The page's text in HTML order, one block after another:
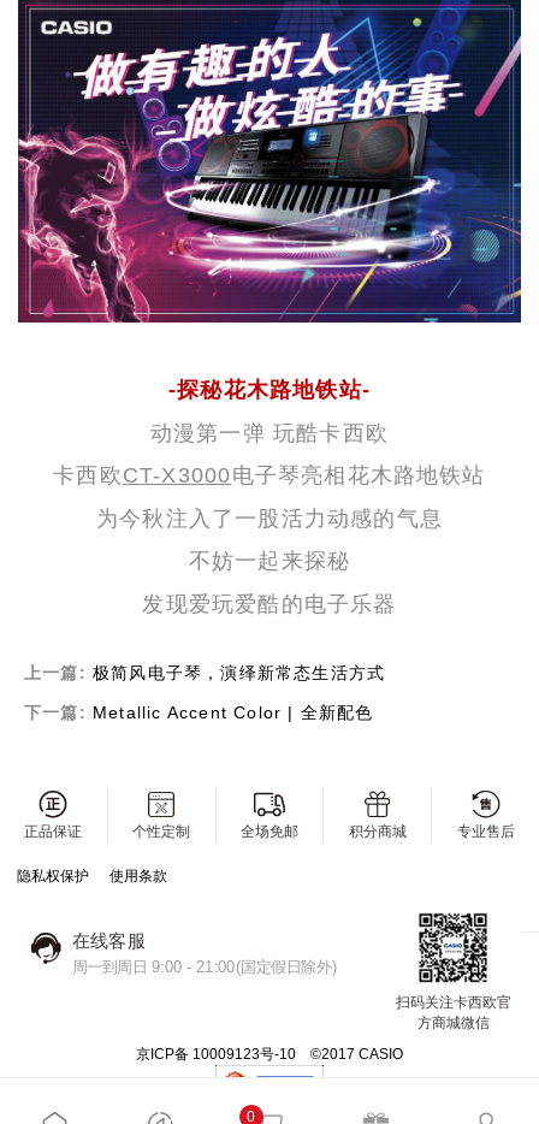
-探秘花木路地铁站-
动漫第一弹 玩酷卡西欧
卡西欧CT-X3000电子琴亮相花木路地铁站
为今秋注入了一股活力动感的气息
不妨一起来探秘
发现爱玩爱酷的电子乐器
上一篇: 极简风电子琴，演绎新常态生活方式
下一篇: Metallic Accent Color | 全新配色
正品保证 个性定制 全场免邮 积分商城 专业售后
隐私权保护 使用条款
在线客服
周一到周日 9:00 - 21:00(国定假日除外)
扫码关注卡西欧官
方商城微信
京ICP备 10009123号-10 ©2017 CASIO
0